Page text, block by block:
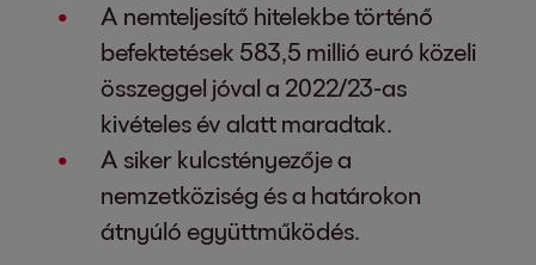
A nemteljesítő hitelekbe történő
befektetések 583,5 millió euró közeli
összeggel jóval a 2022/23-as
kivételes év alatt maradtak.
A siker kulcstényezője a
nemzetköziség és a határokon
átnyúló együttműködés.